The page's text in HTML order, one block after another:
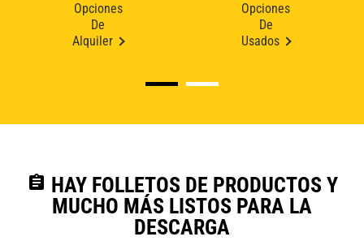
Opciones
De
Alquiler
Opciones
De
Usados
assignment HAY FOLLETOS DE PRODUCTOS Y
MUCHO MÁS LISTOS PARA LA
DESCARGA